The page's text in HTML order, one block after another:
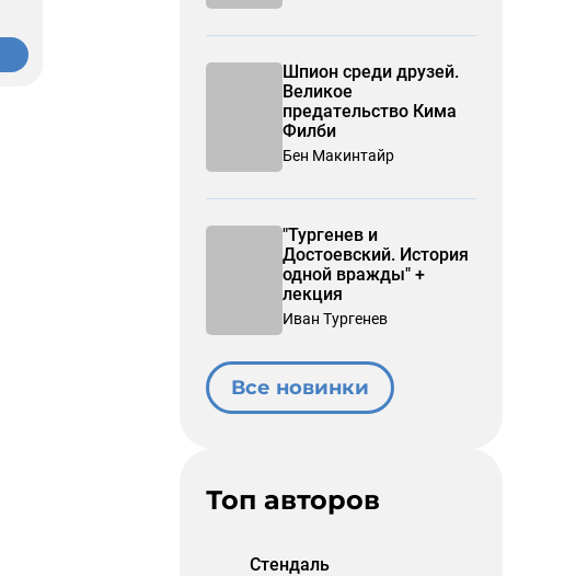
Шпион среди друзей.
Великое
предательство Кима
Филби
Бен Макинтайр
"Тургенев и
Достоевский. История
одной вражды" +
лекция
Иван Тургенев
Все новинки
Топ авторов
Стендаль